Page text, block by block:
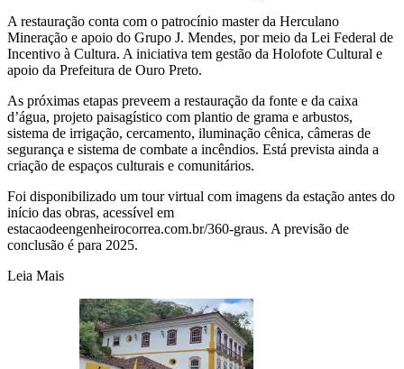
A restauração conta com o patrocínio master da Herculano
Mineração e apoio do Grupo J. Mendes, por meio da Lei Federal de
Incentivo à Cultura. A iniciativa tem gestão da Holofote Cultural e
apoio da Prefeitura de Ouro Preto.
As próximas etapas preveem a restauração da fonte e da caixa
d’água, projeto paisagístico com plantio de grama e arbustos,
sistema de irrigação, cercamento, iluminação cênica, câmeras de
segurança e sistema de combate a incêndios. Está prevista ainda a
criação de espaços culturais e comunitários.
Foi disponibilizado um tour virtual com imagens da estação antes do
início das obras, acessível em
estacaodeengenheirocorrea.com.br/360-graus. A previsão de
conclusão é para 2025.
Leia Mais